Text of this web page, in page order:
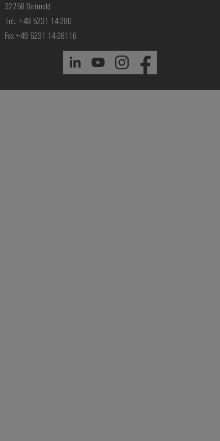
32758 Detmold
Tel.: +49 5231 14-280
Fax +49 5231 14-28116